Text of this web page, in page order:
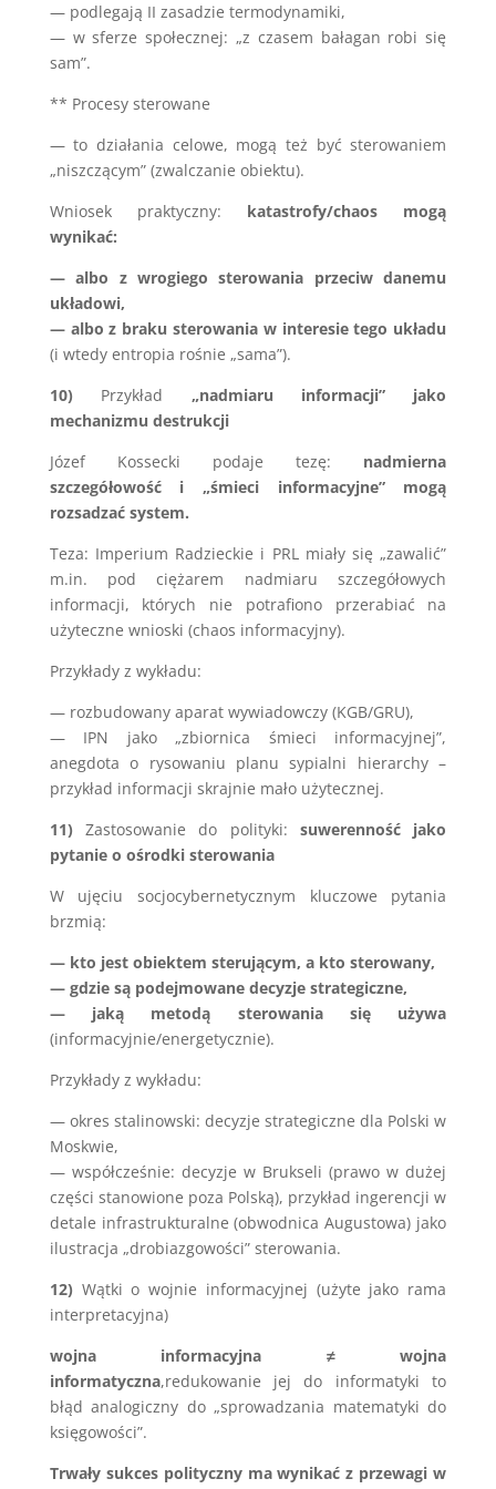
— podlegają II zasadzie termodynamiki,
— w sferze społecznej: „z czasem bałagan robi się
sam”.
** Procesy sterowane
— to działania celowe, mogą też być sterowaniem
„niszczącym” (zwalczanie obiektu).
Wniosek praktyczny: katastrofy/chaos mogą
wynikać:
— albo z wrogiego sterowania przeciw danemu
układowi,
— albo z braku sterowania w interesie tego układu
(i wtedy entropia rośnie „sama”).
10) Przykład „nadmiaru informacji” jako
mechanizmu destrukcji
Józef Kossecki podaje tezę: nadmierna
szczegółowość i „śmieci informacyjne” mogą
rozsadzać system.
Teza: Imperium Radzieckie i PRL miały się „zawalić”
m.in. pod ciężarem nadmiaru szczegółowych
informacji, których nie potrafiono przerabiać na
użyteczne wnioski (chaos informacyjny).
Przykłady z wykładu:
— rozbudowany aparat wywiadowczy (KGB/GRU),
— IPN jako „zbiornica śmieci informacyjnej”,
anegdota o rysowaniu planu sypialni hierarchy –
przykład informacji skrajnie mało użytecznej.
11) Zastosowanie do polityki: suwerenność jako
pytanie o ośrodki sterowania
W ujęciu socjocybernetycznym kluczowe pytania
brzmią:
— kto jest obiektem sterującym, a kto sterowany,
— gdzie są podejmowane decyzje strategiczne,
— jaką metodą sterowania się używa
(informacyjnie/energetycznie).
Przykłady z wykładu:
— okres stalinowski: decyzje strategiczne dla Polski w
Moskwie,
— współcześnie: decyzje w Brukseli (prawo w dużej
części stanowione poza Polską), przykład ingerencji w
detale infrastrukturalne (obwodnica Augustowa) jako
ilustracja „drobiazgowości” sterowania.
12) Wątki o wojnie informacyjnej (użyte jako rama
interpretacyjna)
wojna informacyjna ≠ wojna
informatyczna,redukowanie jej do informatyki to
błąd analogiczny do „sprowadzania matematyki do
księgowości”.
Trwały sukces polityczny ma wynikać z przewagi w